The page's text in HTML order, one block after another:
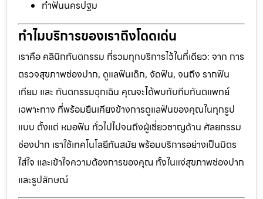
ทำฟันนครปฐม
ทำไมบริการของเราถึงโดดเด่น
เราคือ คลินิกทันตกรรม ที่รวมทุกบริการไว้ในที่เดียว: จาก การ
ตรวจสุขภาพช่องปาก, ดูแลฟันเด็ก, จัดฟัน, จนถึง รากฟัน
เทียม และ ทันตกรรมฉุกเฉิน คุณจะได้พบกับทีมทันตแพทย์
เฉพาะทาง ที่พร้อมยืนเคียงข้างการดูแลฟันของคุณในทุกรูป
แบบ ตั้งแต่ หมอฟัน ทั่วไปไปจนถึงผู้เชี่ยวชาญด้าน ศัลยกรรม
ช่องปาก เราใช้เทคโนโลยีทันสมัย พร้อมบริการอย่างเป็นมิตร
ใส่ใจ และเข้าใจความต้องการของคุณ ทั้งในแง่สุขภาพช่องปาก
และรูปลักษณ์